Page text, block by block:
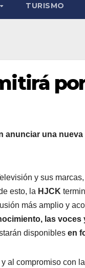
TURISMO
anunciar una
y sus
esto, la HJCK
más amplio y
las voces
disponibles en
al compromiso con